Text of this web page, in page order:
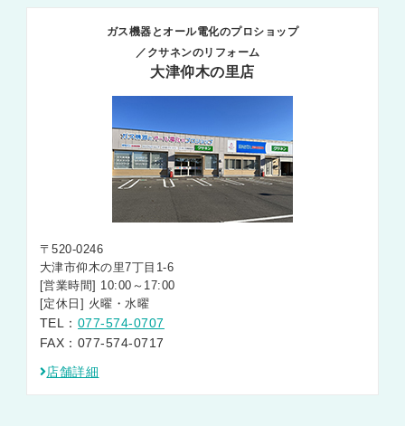
ガス機器とオール電化のプロショップ
／クサネンのリフォーム
大津仰木の里店
〒520-0246
大津市仰木の里7丁目1-6
[営業時間] 10:00～17:00
[定休日] 火曜・水曜
TEL： 077-574-0707
FAX：077-574-0717
店舗詳細